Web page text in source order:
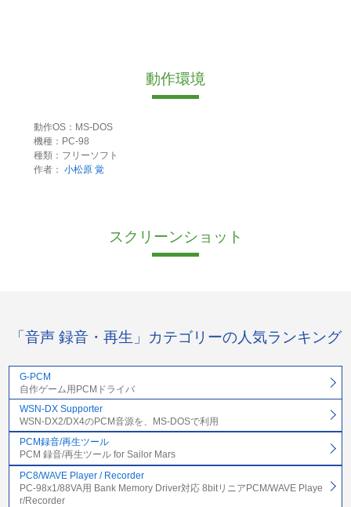
動作環境
動作OS：MS-DOS
機種：PC-98
種類：フリーソフト
作者： 小松原 覚
スクリーンショット
「音声 録音・再生」カテゴリーの人気ランキング
G-PCM
自作ゲーム用PCMドライバ
WSN-DX Supporter
WSN-DX2/DX4のPCM音源を、MS-DOSで利用
PCM録音/再生ツール
PCM 録音/再生ツール for Sailor Mars
PC8/WAVE Player / Recorder
PC-98x1/88VA用 Bank Memory Driver対応 8bitリニアPCM/WAVE Playe
r/Recorder